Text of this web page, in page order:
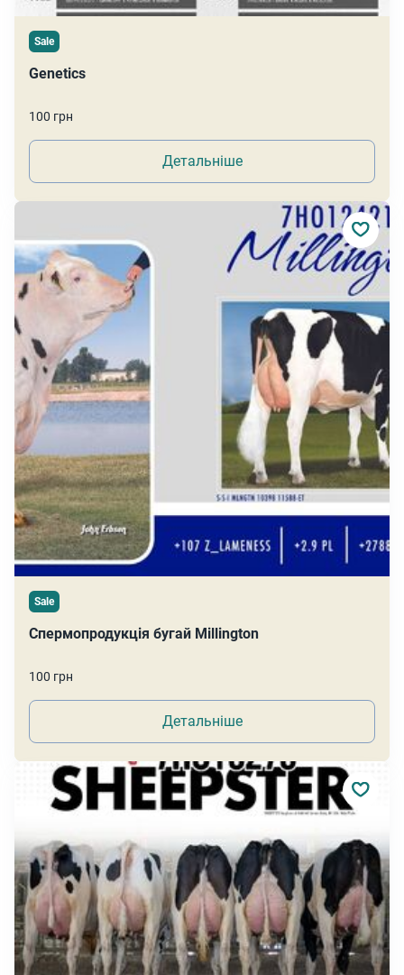
Sale
Genetics
100 грн
Детальніше
Sale
Спермопродукція бугай Millington
100 грн
Детальніше